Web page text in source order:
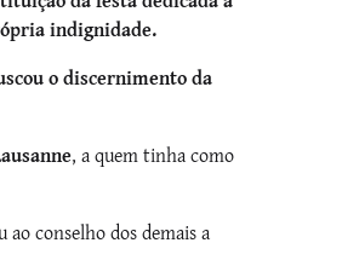
indignidade.
o discernimento da
, a quem tinha como
ao conselho dos demais a